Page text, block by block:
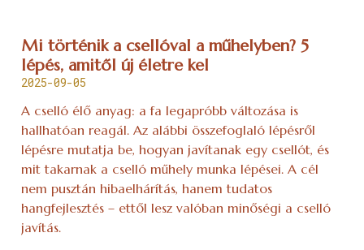
Mi történik a csellóval a műhelyben? 5
lépés, amitől új életre kel
2025-09-05
A cselló élő anyag: a fa legapróbb változása is
hallhatóan reagál. Az alábbi összefoglaló lépésről
lépésre mutatja be, hogyan javítanak egy csellót, és
mit takarnak a cselló műhely munka lépései. A cél
nem pusztán hibaelhárítás, hanem tudatos
hangfejlesztés – ettől lesz valóban minőségi a cselló
javítás.